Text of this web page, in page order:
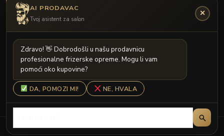
AI PRODAVAC
Tvoj asistent za salon
✕
Zdravo! Dobrodošli u našu prodavnicu
profesionalne frizerske opreme. Mogu li vam
pomoći oko kupovine?
DA, POMOZI MI! NE, HVALA